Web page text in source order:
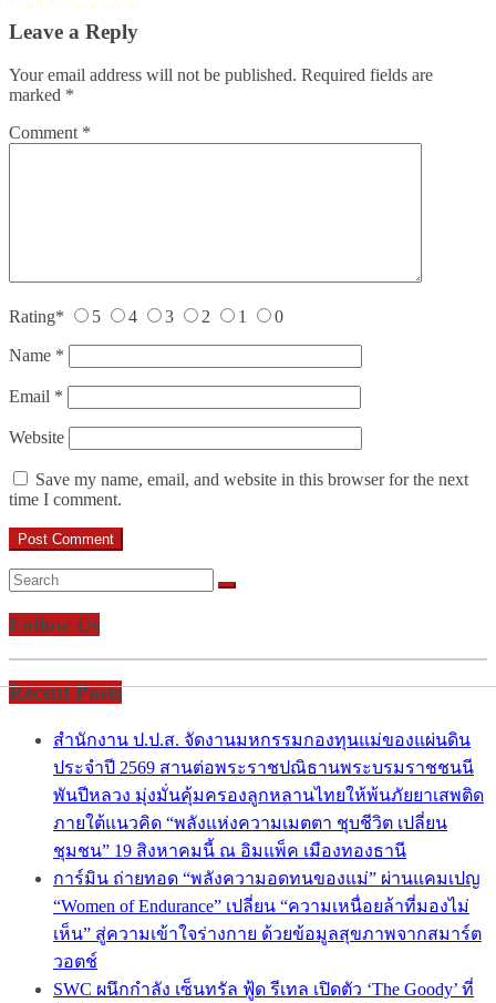
Leave a Reply
Your email address will not be published. Required fields are
marked *
Comment *
Rating* 5 4 3 2 1 0
Name *
Email *
Website
Save my name, email, and website in this browser for the next
time I comment.
Follow Us
Recent Posts
สำนักงาน ป.ป.ส. จัดงานมหกรรมกองทุนแม่ของแผ่นดิน
ประจำปี 2569 สานต่อพระราชปณิธานพระบรมราชชนนี
พันปีหลวง มุ่งมั่นคุ้มครองลูกหลานไทยให้พ้นภัยยาเสพติด
ภายใต้แนวคิด “พลังแห่งความเมตตา ชุบชีวิต เปลี่ยน
ชุมชน” 19 สิงหาคมนี้ ณ อิมแพ็ค เมืองทองธานี
การ์มิน ถ่ายทอด “พลังความอดทนของแม่” ผ่านแคมเปญ
“Women of Endurance” เปลี่ยน “ความเหนื่อยล้าที่มองไม่
เห็น” สู่ความเข้าใจร่างกาย ด้วยข้อมูลสุขภาพจากสมาร์ต
วอตช์
SWC ผนึกกำลัง เซ็นทรัล ฟู้ด รีเทล เปิดตัว ‘The Goody’ ที่